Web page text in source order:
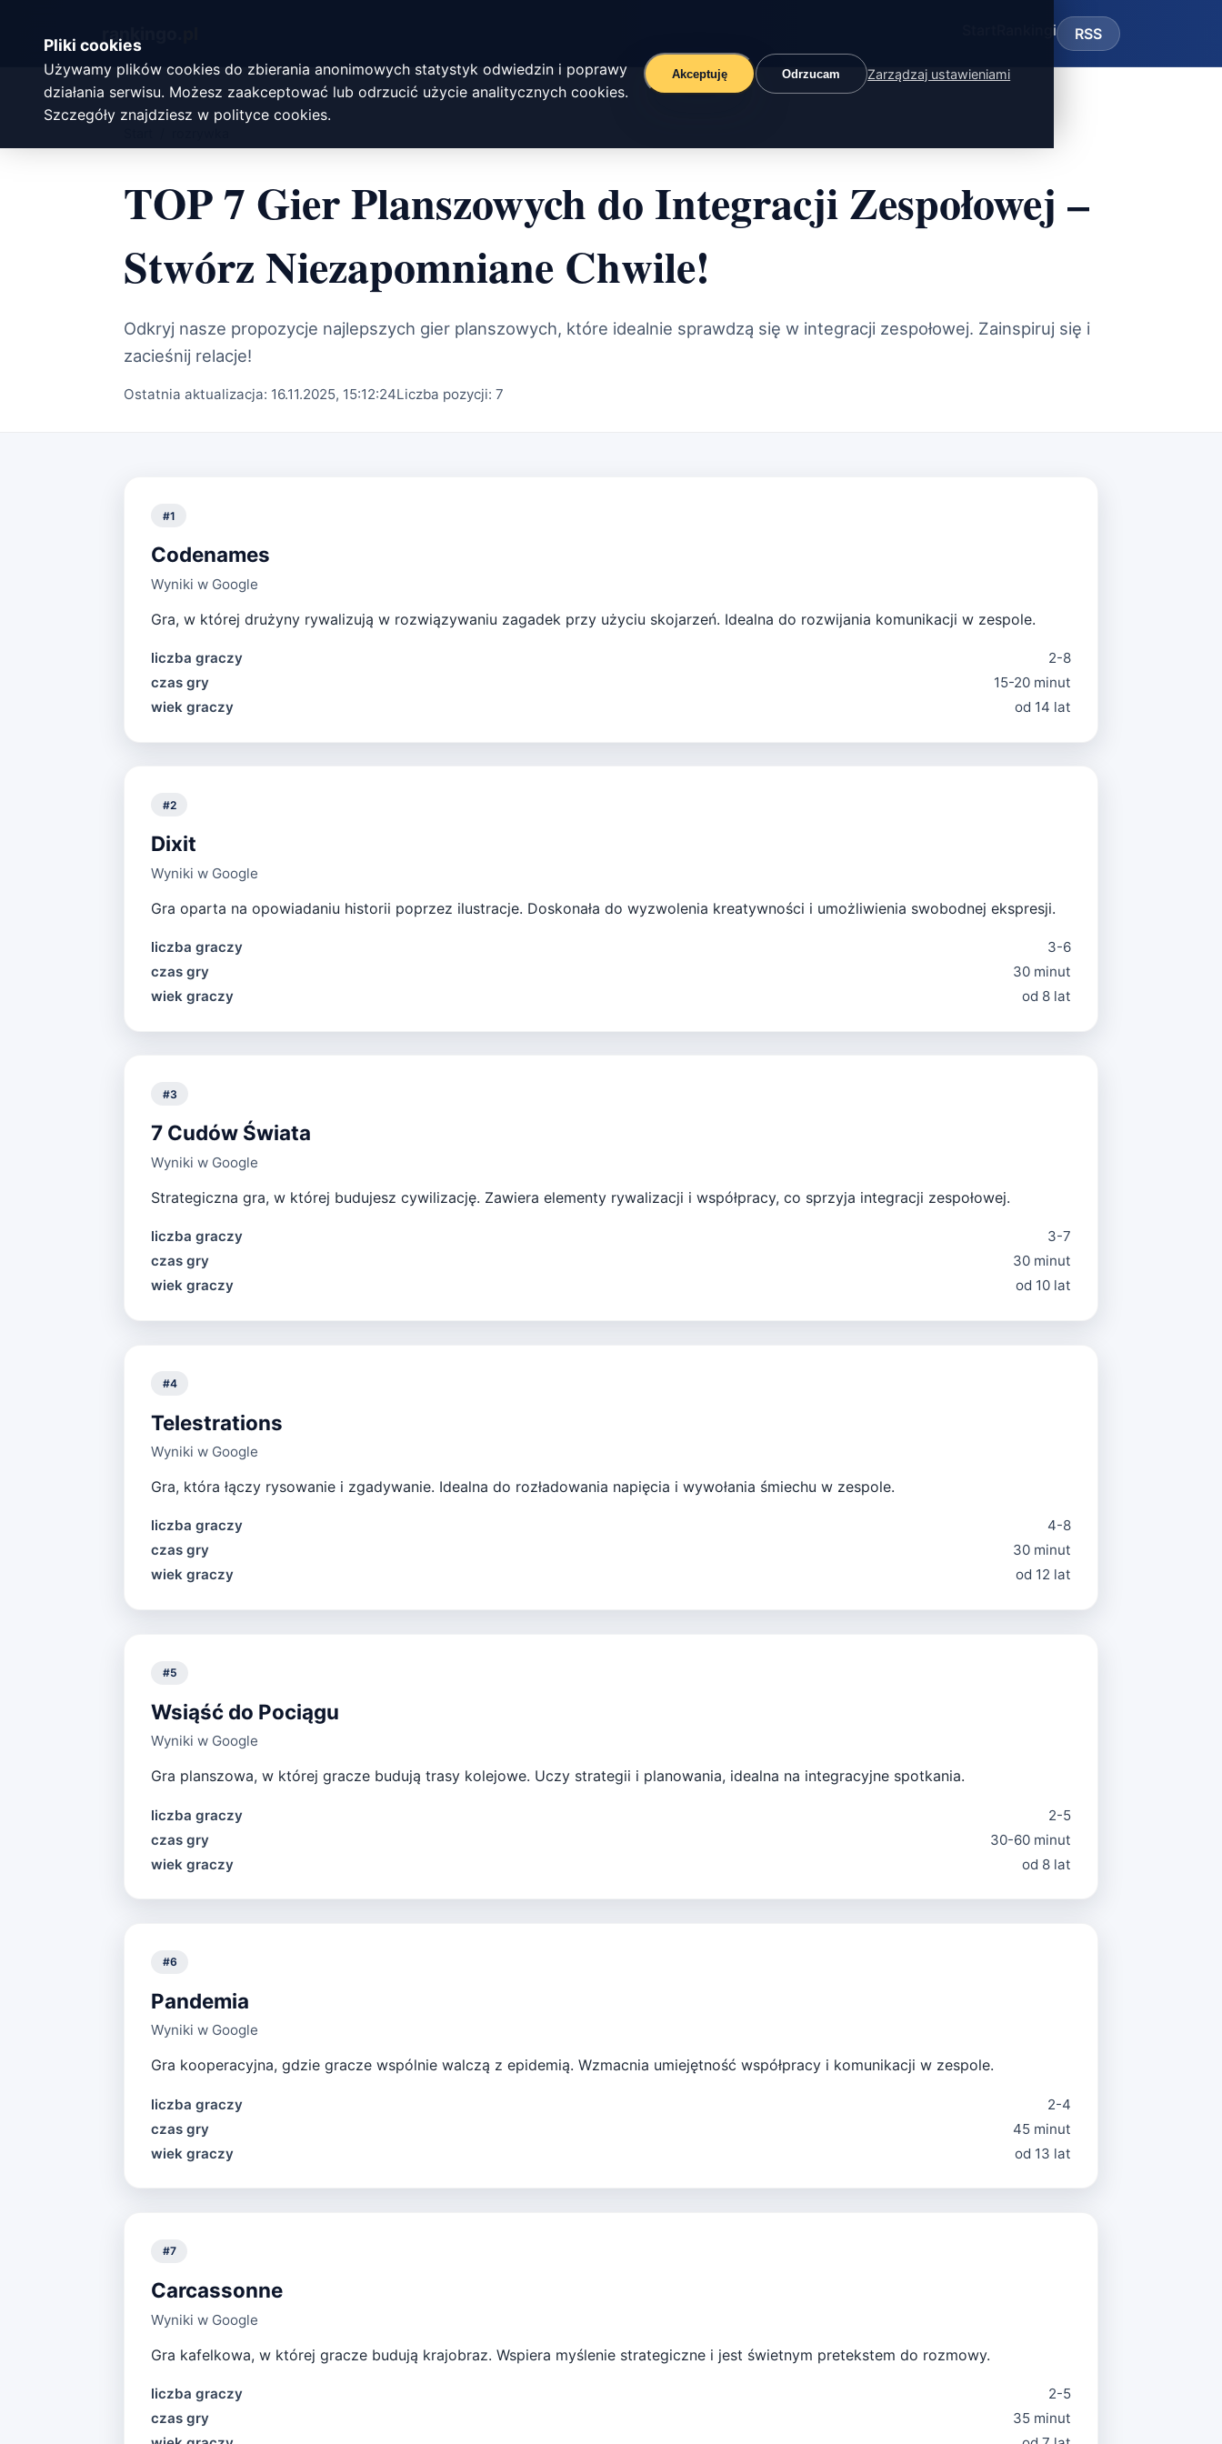
Pliki cookies
Używamy plików cookies do zbierania anonimowych statystyk odwiedzin i poprawy
działania serwisu. Możesz zaakceptować lub odrzucić użycie analitycznych cookies.
Szczegóły znajdziesz w polityce cookies.
Akceptuję Odrzucam Zarządzaj ustawieniami
rankingo. Rankingi RSS
TOP 7 Gier Planszowych do Integracji Zespołowej –
Stwórz Niezapomniane Chwile!
Odkryj nasze propozycje najlepszych gier planszowych, które idealnie sprawdzą się w integracji zespołowej. Zainspiruj się i
zacieśnij relacje!
Ostatnia aktualizacja: 16.11.2025, 15:12:24Liczba pozycji: 7
#1
Codenames
Wyniki w Google
Gra, w której drużyny rywalizują w rozwiązywaniu zagadek przy użyciu skojarzeń. Idealna do rozwijania komunikacji w zespole.
liczba graczy
2-8
czas gry
15-20 minut
wiek graczy
od 14 lat
#2
Dixit
Wyniki w Google
Gra oparta na opowiadaniu historii poprzez ilustracje. Doskonała do wyzwolenia kreatywności i umożliwienia swobodnej ekspresji.
liczba graczy
3-6
czas gry
30 minut
wiek graczy
od 8 lat
#3
7 Cudów Świata
Wyniki w Google
Strategiczna gra, w której budujesz cywilizację. Zawiera elementy rywalizacji i współpracy, co sprzyja integracji zespołowej.
liczba graczy
3-7
czas gry
30 minut
wiek graczy
od 10 lat
#4
Telestrations
Wyniki w Google
Gra, która łączy rysowanie i zgadywanie. Idealna do rozładowania napięcia i wywołania śmiechu w zespole.
liczba graczy
4-8
czas gry
30 minut
wiek graczy
od 12 lat
#5
Wsiąść do Pociągu
Wyniki w Google
Gra planszowa, w której gracze budują trasy kolejowe. Uczy strategii i planowania, idealna na integracyjne spotkania.
liczba graczy
2-5
czas gry
30-60 minut
wiek graczy
od 8 lat
#6
Pandemia
Wyniki w Google
Gra kooperacyjna, gdzie gracze wspólnie walczą z epidemią. Wzmacnia umiejętność współpracy i komunikacji w zespole.
liczba graczy
2-4
czas gry
45 minut
wiek graczy
od 13 lat
#7
Carcassonne
Wyniki w Google
Gra kafelkowa, w której gracze budują krajobraz. Wspiera myślenie strategiczne i jest świetnym pretekstem do rozmowy.
liczba graczy
2-5
czas gry
35 minut